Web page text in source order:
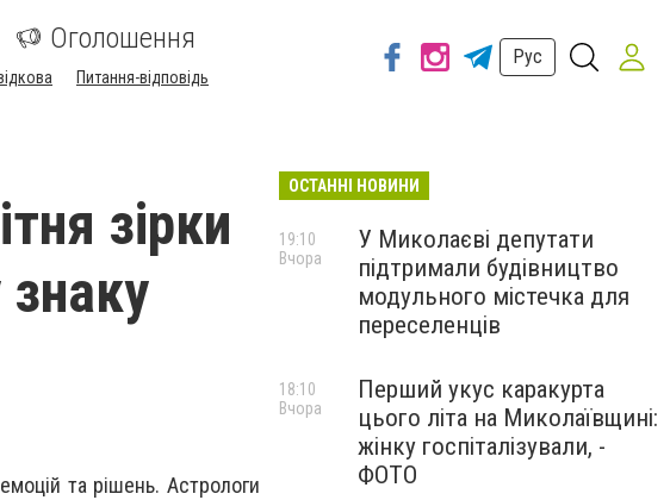
Оголошення
Питання-відповідь
Рус
зірки
та рішень. Астрологи
ОСТАННІ НОВИНИ
У Миколаєві депутати
підтримали будівництво
модульного містечка для
переселенців
19:10
Вчора
Перший укус каракурта
цього літа на Миколаївщині:
жінку госпіталізували, -
ФОТО
18:10
Вчора